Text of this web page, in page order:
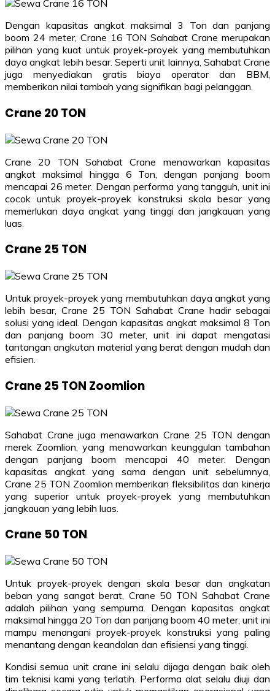
Dengan kapasitas angkat maksimal 3 Ton dan panjang
boom 24 meter, Crane 16 TON Sahabat Crane merupakan
pilihan yang kuat untuk proyek-proyek yang membutuhkan
daya angkat lebih besar. Seperti unit lainnya, Sahabat Crane
juga menyediakan gratis biaya operator dan BBM,
memberikan nilai tambah yang signifikan bagi pelanggan.
Crane 20 TON
Crane 20 TON Sahabat Crane menawarkan kapasitas
angkat maksimal hingga 6 Ton, dengan panjang boom
mencapai 26 meter. Dengan performa yang tangguh, unit ini
cocok untuk proyek-proyek konstruksi skala besar yang
memerlukan daya angkat yang tinggi dan jangkauan yang
luas.
Crane 25 TON
Untuk proyek-proyek yang membutuhkan daya angkat yang
lebih besar, Crane 25 TON Sahabat Crane hadir sebagai
solusi yang ideal. Dengan kapasitas angkat maksimal 8 Ton
dan panjang boom 30 meter, unit ini dapat mengatasi
tantangan angkutan material yang berat dengan mudah dan
efisien.
Crane 25 TON Zoomlion
Sahabat Crane juga menawarkan Crane 25 TON dengan
merek Zoomlion, yang menawarkan keunggulan tambahan
dengan panjang boom mencapai 40 meter. Dengan
kapasitas angkat yang sama dengan unit sebelumnya,
Crane 25 TON Zoomlion memberikan fleksibilitas dan kinerja
yang superior untuk proyek-proyek yang membutuhkan
jangkauan yang lebih luas.
Crane 50 TON
Untuk proyek-proyek dengan skala besar dan angkatan
beban yang sangat berat, Crane 50 TON Sahabat Crane
adalah pilihan yang sempurna. Dengan kapasitas angkat
maksimal hingga 20 Ton dan panjang boom 40 meter, unit ini
mampu menangani proyek-proyek konstruksi yang paling
menantang dengan keandalan dan efisiensi yang tinggi.
Kondisi semua unit crane ini selalu dijaga dengan baik oleh
tim teknisi kami yang terlatih. Performa alat selalu diuji dan